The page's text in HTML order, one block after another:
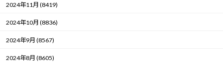
2024年11月 (8419)
2024年10月 (8836)
2024年9月 (8567)
2024年8月 (8605)